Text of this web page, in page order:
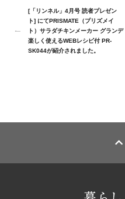
[「リンネル」4月号 読者プレゼン
ト] にてPRISMATE（プリズメイ
ト）サラダチキンメーカー グランデ
楽しく使えるWEBレシピ付 PR-
SK044が紹介されました。